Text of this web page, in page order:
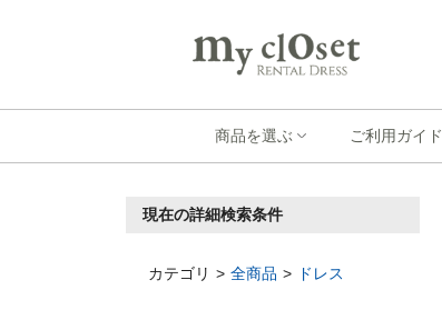
商品を選ぶ ご利用ガイド
現在の詳細検索条件
カテゴリ 全商品 ドレス